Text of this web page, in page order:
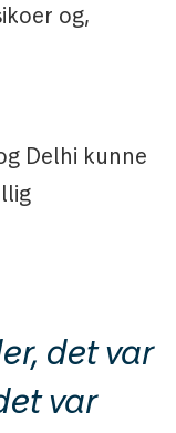
og,
Delhi kunne
det var
var